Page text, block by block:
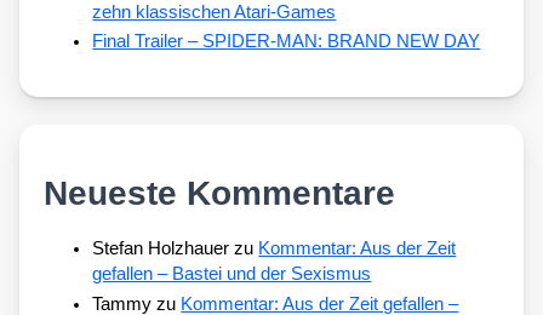
zehn klassischen Atari-Games
Final Trailer – SPIDER-MAN: BRAND NEW DAY
Neueste Kommentare
Stefan Holzhauer zu Kommentar: Aus der Zeit
gefallen – Bastei und der Sexismus
Tammy zu Kommentar: Aus der Zeit gefallen –